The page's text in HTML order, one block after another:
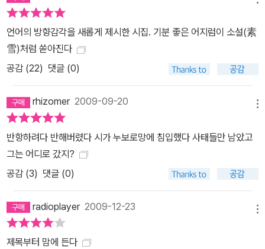
보면, 어느새 유령이 다가와 말을 걸 것이다. “여기가 어디니?” 그리
고 곧 모든 것이 그의 문장이 될 것이다. 이 시집을 읽는 당신도. 작품
해설 중에서 김언은 사건이라는 개념에 많은 판돈을 걸었다. 말이 사
건을 발생시킬 수 있다는 사실에 유별나게 주목하면서, 바로 거기에
서 현대 시의 새로운 가능성 중 하나를 찾으려 한다. 모든 게 명쾌하지
것들이 수수께끼이지만 ‘여기에서 무슨 일인가 벌어졌다’는 것을 강
하게 환기하는 ‘사건 발생 현장’ 같은 시. 그래서 이 시집을 읽는 일은,
우리가 흔히 시에서 기대하는 아름다움과는 좀 다른 매혹에 도달하기
위해 한 예외적인 시인이 시도한 도발적인 모험에 동참하는 일이다.
그가 계속 전진한다면, 이 ‘사건의 시학’은 언젠가 ‘시학의 사건’이 될
것이다. - 신형철(문학평론가)
언어의 방향감각을 새롭게 제시한 시집. 기분 좋은 어지럼이 소설(素
雪)처럼 쏟아진다
공감 (22) 댓글 (0)
rhizomer2009-09-20
반항하려다 반해버렸다 시가 누보로망에 침입했다 사태들만 남았고
그는 어디로 갔지?
공감 (3) 댓글 (0)
radioplayer2009-12-23
제목부터 맘에 든다